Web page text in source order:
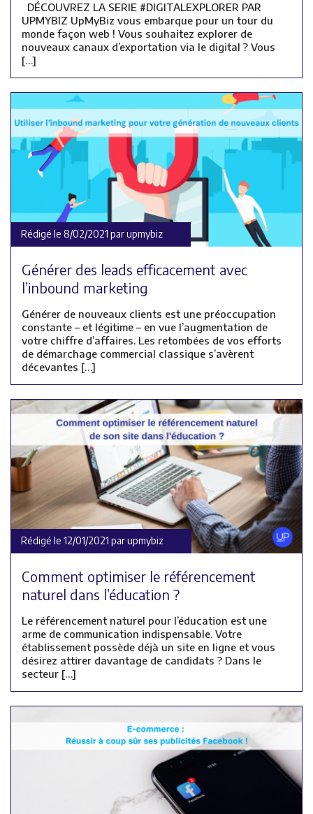
DÉCOUVREZ LA SERIE #DIGITALEXPLORER PAR
UPMYBIZ UpMyBiz vous embarque pour un tour du
monde façon web ! Vous souhaitez explorer de
nouveaux canaux d’exportation via le digital ? Vous
[…]
Rédigé le 8/02/2021 par upmybiz
Générer des leads efficacement avec
l’inbound marketing
Générer de nouveaux clients est une préoccupation
constante – et légitime – en vue l’augmentation de
votre chiffre d’affaires. Les retombées de vos efforts
de démarchage commercial classique s’avèrent
décevantes […]
Rédigé le 12/01/2021 par upmybiz
Comment optimiser le référencement
naturel dans l’éducation ?
Le référencement naturel pour l’éducation est une
arme de communication indispensable. Votre
établissement possède déjà un site en ligne et vous
désirez attirer davantage de candidats ? Dans le
secteur […]